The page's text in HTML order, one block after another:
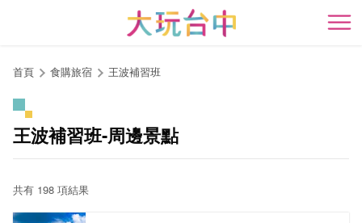
開
首頁 食購旅宿 王波補習班
王波補習班-周邊景點
共有 198 項結果